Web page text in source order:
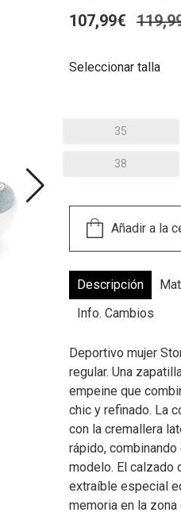
107,99€
Seleccionar talla
35
38
Descripción
Info. Cambios
Deportivo mujer
regular. Una
empeine que
chic y refinado. La
con la cremallera
rápido,
modelo. El calzado
extraíble especial
memoria en la